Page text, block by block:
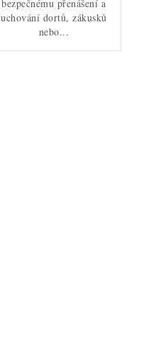
bezpečnému přenášení a
uchování dortů, zákusků
nebo...